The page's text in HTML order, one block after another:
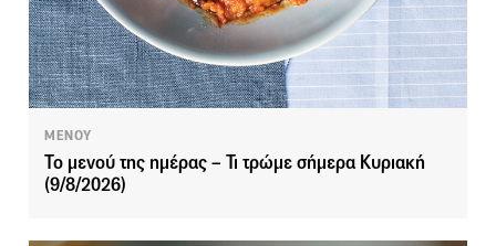
ΜΕΝΟΥ
Το μενού της ημέρας – Τι τρώμε σήμερα Κυριακή
(9/8/2026)